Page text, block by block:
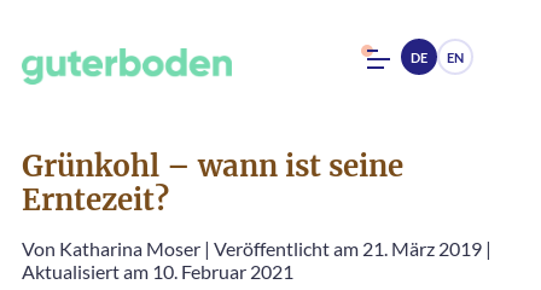
DE EN
Grünkohl – wann ist seine
Erntezeit?
Von Katharina Moser | Veröffentlicht am 21. März 2019 |
Aktualisiert am 10. Februar 2021